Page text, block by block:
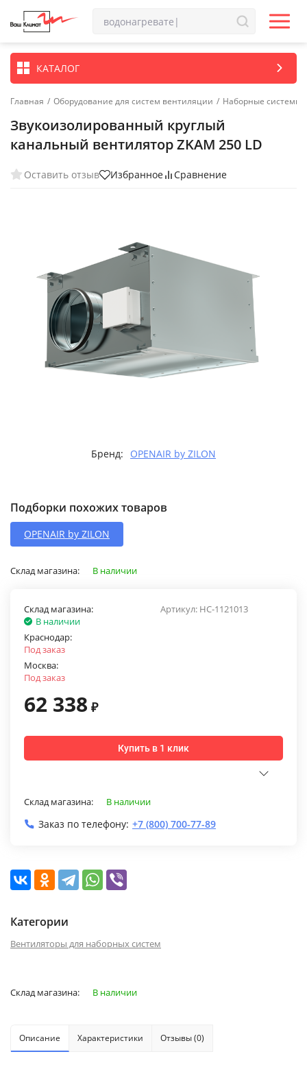
КАТАЛОГ
Главная / Оборудование для систем вентиляции / Наборные системы
Звукоизолированный круглый
канальный вентилятор ZKAM 250 LD
Оставить отзыв Избранное Сравнение
Бренд: OPENAIR by ZILON
Подборки похожих товаров
OPENAIR by ZILON
Склад магазина: В наличии
Артикул: НС-1121013
Склад магазина:
В наличии
Краснодар:
Под заказ
Москва:
Под заказ
62 338 ₽
Купить в 1 клик
Склад магазина: В наличии
Заказ по телефону: +7 (800) 700-77-89
Категории
Вентиляторы для наборных систем
Склад магазина: В наличии
Описание Характеристики Отзывы (0)